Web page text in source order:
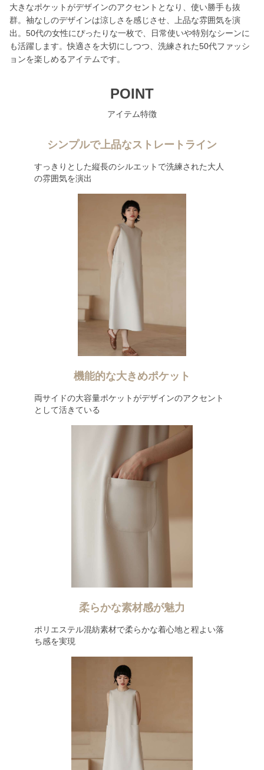
大きなポケットがデザインのアクセントとなり、使い勝手も抜
群。袖なしのデザインは涼しさを感じさせ、上品な雰囲気を演
出。50代の女性にぴったりな一枚で、日常使いや特別なシーンに
も活躍します。快適さを大切にしつつ、洗練された50代ファッシ
ョンを楽しめるアイテムです。
POINT
アイテム特徴
シンプルで上品なストレートライン
すっきりとした縦長のシルエットで洗練された大人
の雰囲気を演出
機能的な大きめポケット
両サイドの大容量ポケットがデザインのアクセント
として活きている
柔らかな素材感が魅力
ポリエステル混紡素材で柔らかな着心地と程よい落
ち感を実現